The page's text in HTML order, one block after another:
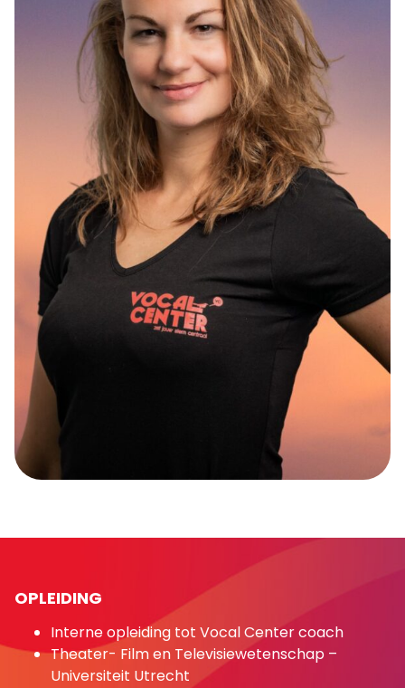
OPLEIDING
Interne opleiding tot Vocal Center coach
Theater- Film en Televisiewetenschap –
Universiteit Utrecht